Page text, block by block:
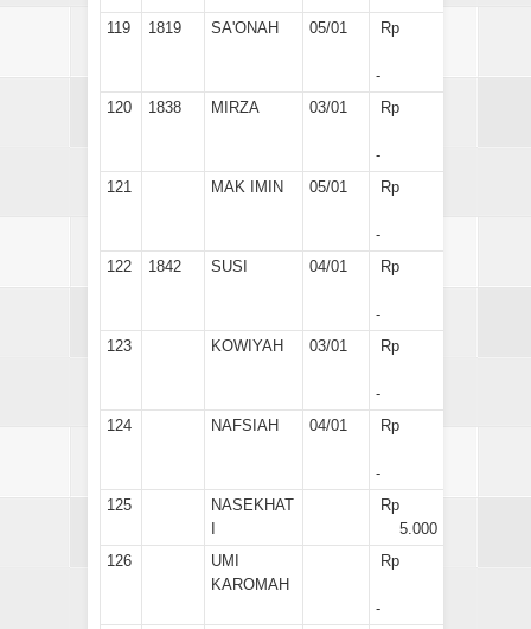
119
1819 SA'ONAH 05/01 Rp
-
120
1838 MIRZA 03/01 Rp
-
121
MAK IMIN 05/01 Rp
-
122
1842 SUSI 04/01 Rp
-
123
KOWIYAH 03/01 Rp
-
124
NAFSIAH 04/01 Rp
-
125
NASEKHAT
Rp
5.000
126
UMI
KAROMAH
Rp
-